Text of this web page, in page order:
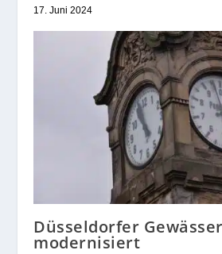
17. Juni 2024
Düsseldorfer
modernisiert